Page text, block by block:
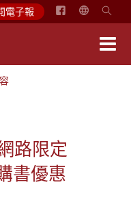
電子報
简
路限定
書優惠